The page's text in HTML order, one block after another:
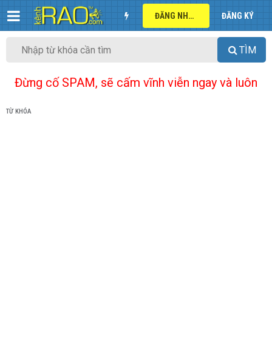
ĐĂNG NHẬP ĐĂNG KÝ
TÌM
Đừng cố SPAM, sẽ cấm vĩnh viễn ngay và luôn
TỪ KHÓA